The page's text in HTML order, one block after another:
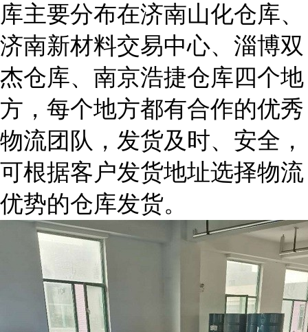
库主要分布在济南山化仓库、
济南新材料交易中心、淄博双
杰仓库、南京浩捷仓库四个地
方，每个地方都有合作的优秀
物流团队，发货及时、安全，
可根据客户发货地址选择物流
优势的仓库发货。